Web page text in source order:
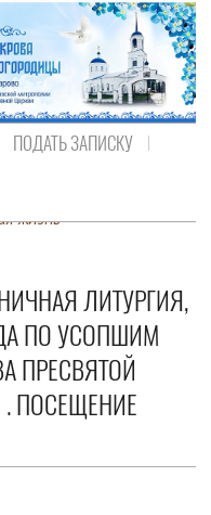
ПОДАТЬ ЗАПИСКУ
жизнь
ЛИТУРГИЯ,
ПО УСОПШИМ
ПРЕСВЯТОЙ
ПОСЕЩЕНИЕ